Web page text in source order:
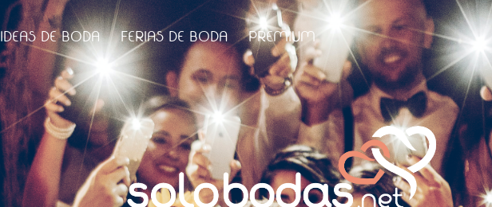
IDEAS DE BODA FERIAS DE BODA PREMIUM